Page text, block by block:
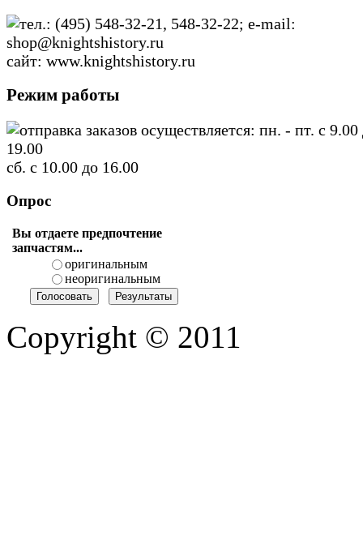
тел.: (495) 548-32-21, 548-32-22; e-mail:
shop@knightshistory.ru
сайт: www.knightshistory.ru
Режим работы
отправка заказов осуществляется: пн. - пт. с 9.00
19.00
сб. с 10.00 до 16.00
Опрос
Вы отдаете предпочтение
запчастям...
оригинальным
неоригинальным
Copyright © 2011